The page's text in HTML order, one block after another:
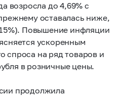
возросла до 4,69% с
оставалась ниже,
Повышение инфляции
ускоренным
спроса на ряд товаров и
в розничные цены.
продолжила